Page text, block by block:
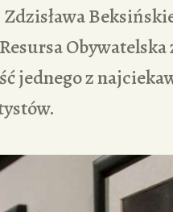
jednego z